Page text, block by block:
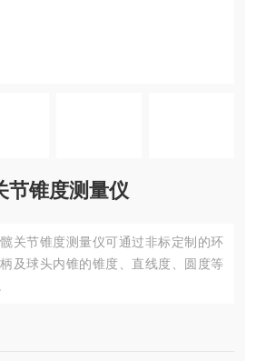
节锥度测量仪
关节锥度测量仪可通过非标定制的环
及球头内锥的锥度、直线度、圆度等